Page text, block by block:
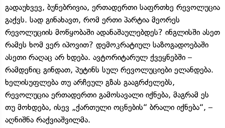
გადაუხვევ, ბუნებრივია, ერთადერთი საფრთხე რევოლუცია
გაქვს. სად გინახავთ, რომ ერთი პარტია მეორეს
რევოლუციის მოწყობაში ადანაშაულებდეს? ინგლისში ასეთ
რამეს ხომ ვერ იპოვით? დემოკრატიულ საზოგადოებაში
ასეთი რაღაც არ ხდება. ავტორიტარულ ქვეყნებში –
რამდენიც გინდათ, პუტინს სულ რევოლუციები ელანდება.
ხელისუფლება თუ არჩეულ გზას გააგრძელებს,
რევოლუცია ერთადერთი გამოსავალი იქნება, მაგრამ ეს
თუ მოხდება, ისევ „ქართული ოცნების“ ბრალი იქნება“, –
აღნიშნა რაქვიაშვილმა.